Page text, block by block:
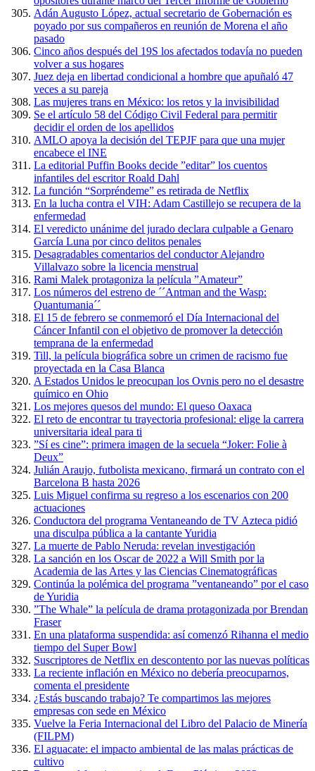
Adán Augusto López, actual secretario de Gobernación es
poyado por sus compañeros en reunión de Morena el año
pasado
Cinco años después del 19S los afectados todavía no pueden
volver a sus hogares
Juez deja en libertad condicional a hombre que apuñaló 47
veces a su pareja
Las mujeres trans en México: los retos y la invisibilidad
Se el artículo 58 del Código Civil Federal para permitir
decidir el orden de los apellidos
AMLO apoya la decisión del TEPJF para que una mujer
encabece el INE
La editorial Puffin Books decide ”editar” los cuentos
infantiles del escritor Roald Dahl
La función “Sorpréndeme” es retirada de Netflix
En la lucha contra el VIH: Adam Castillejo se recupera de la
enfermedad
El veredicto unánime del jurado declara culpable a Genaro
García Luna por cinco delitos penales
Desagradables comentarios del conductor Alejandro
Villalvazo sobre la licencia menstrual
Rami Malek protagoniza la película ”Amateur”
Los números del estreno de ´´Antman and the Wasp:
Quantumania´´
El 15 de febrero se conmemoró el Día Internacional del
Cáncer Infantil con el objetivo de promover la detección
temprana de la enfermedad
Till, la película biográfica sobre un crimen de racismo fue
proyectada en la Casa Blanca
A Estados Unidos le preocupan los Ovnis pero no el desastre
químico en Ohio
Los mejores quesos del mundo: El queso Oaxaca
El reto de encontrar tu trayectoria profesional: elige la carrera
universitaria ideal para ti
”Sí es cine”: primera imagen de la secuela “Joker: Folie à
Deux”
Julián Araujo, futbolista mexicano, firmará un contrato con el
Barcelona B hasta 2026
Luis Miguel confirma su regreso a los escenarios con 200
actuaciones
Conductora del programa Ventaneando de TV Azteca pidió
una disculpa pública a la cantante Yuridia
La muerte de Pablo Neruda: revelan investigación
La sanción en los Oscar de 2022 a Will Smith por la
Academia de las Artes y las Ciencias Cinematográficas
Continúa la polémica del programa ”ventaneando” por el caso
de Yuridia
”The Whale” la película de drama protagonizada por Brendan
Fraser
En una plataforma suspendida: así comenzó Rihanna el medio
tiempo del Super Bowl
Suscriptores de Netflix en descontento por las nuevas políticas
La reciente inflación en México no debería preocuparnos,
comenta el presidente
¿Estás buscando trabajo? Te compartimos las mejores
empresas con sede en México
Vuelve la Feria Internacional del Libro del Palacio de Minería
(FILPM)
El aguacate: el impacto ambiental de las malas prácticas de
cultivo